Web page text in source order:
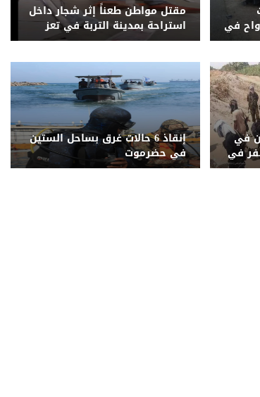
في
مقتل مواطن طعناً إثر شجار داخل
استراحة بمدينة التربة في تعز
في
في
إنقاذ 6 حالات غرق بساحل الستين
في حضرموت